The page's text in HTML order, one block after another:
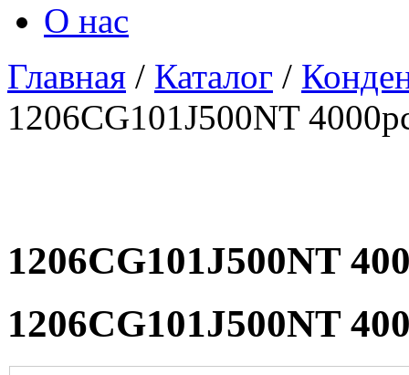
О нас
Главная / Каталог /
1206CG101J500NT
1206CG101J500NT
1206CG101J500NT